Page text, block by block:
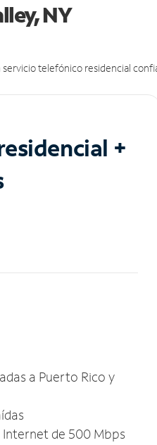
NY
telefónico residencial
+
a Puerto Rico y
de 500 Mbps